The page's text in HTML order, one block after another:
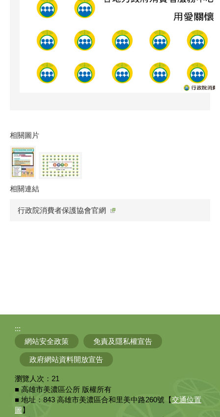
相關圖片
相關連結
行政院消費者保護協會官網
:::
網站安全政策
免責及隱私權宣告
政府網站資料開放宣告
瀏覽人次： 21
■ 高雄市美濃區公所 版權所有
■ 地址：843 高雄市美濃區合和里美中路260號【交通位置
圖】